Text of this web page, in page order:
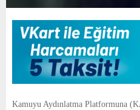
E
Kamuyu Aydınlatma Platformuna